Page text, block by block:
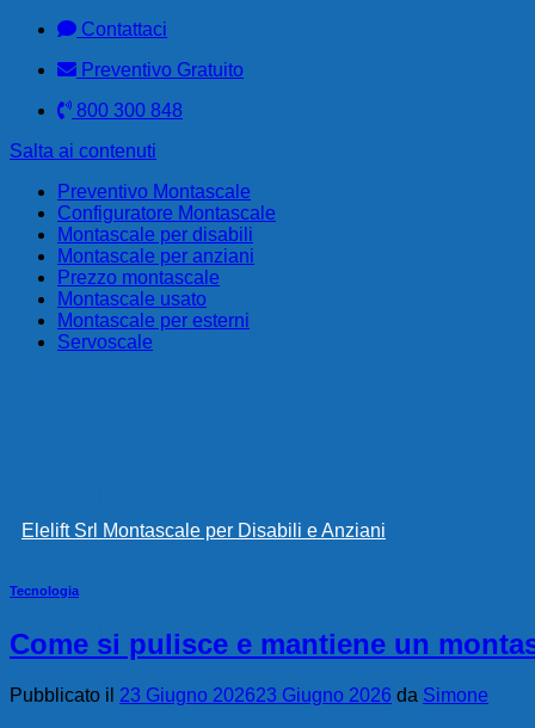
Contattaci
Preventivo Gratuito
800 300 848
Salta ai contenuti
Preventivo Montascale
Configuratore Montascale
Montascale per disabili
Montascale per anziani
Prezzo montascale
Montascale usato
Montascale per esterni
Servoscale
Elelift Srl Montascale per Disabili e Anziani
Tecnologia
Come si pulisce e mantiene un
Pubblicato il 23 Giugno 202623 Giugno 2026 da Simone